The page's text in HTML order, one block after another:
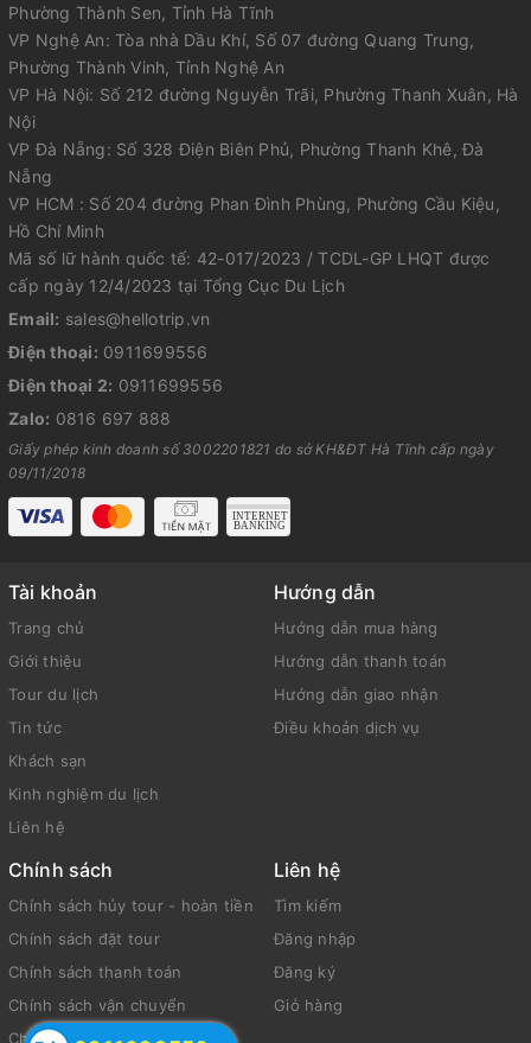
Phường Thành Sen, Tỉnh Hà Tĩnh
VP Nghệ An: Tòa nhà Dầu Khí, Số 07 đường Quang Trung,
Phường Thành Vinh, Tỉnh Nghệ An
VP Hà Nội: Số 212 đường Nguyễn Trãi, Phường Thanh Xuân, Hà
Nội
VP Đà Nẵng: Số 328 Điện Biên Phủ, Phường Thanh Khê, Đà
Nẵng
VP HCM : Số 204 đường Phan Đình Phùng, Phường Cầu Kiệu,
Hồ Chí Minh
Mã số lữ hành quốc tế: 42-017/2023 / TCDL-GP LHQT được
cấp ngày 12/4/2023 tại Tổng Cục Du Lịch
Email: sales@hellotrip.vn
Điện thoại: 0911699556
Điện thoại 2: 0911699556
Zalo: 0816 697 888
Giấy phép kinh doanh số 3002201821 do sở KH&ĐT Hà Tĩnh cấp ngày
09/11/2018
Tài khoản
Trang chủ
Giới thiệu
Tour du lịch
Tin tức
Khách sạn
Kinh nghiệm du lịch
Liên hệ
Hướng dẫn
Hướng dẫn mua hàng
Hướng dẫn thanh toán
Hướng dẫn giao nhận
Điều khoản dịch vụ
Chính sách
Chính sách hủy tour - hoàn tiền
Chính sách đặt tour
Chính sách thanh toán
Chính sách vận chuyển
Chính sách bảo mật
Liên hệ
Tìm kiếm
Đăng nhập
Đăng ký
Giỏ hàng